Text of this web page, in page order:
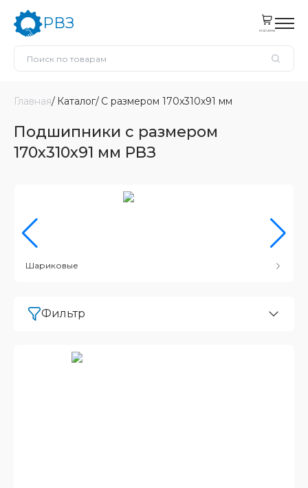
РВЗ корзина
Главная Каталог С размером 170x310x91 мм
Подшипники с размером
170x310x91 мм РВЗ
Шариковые
Фильтр